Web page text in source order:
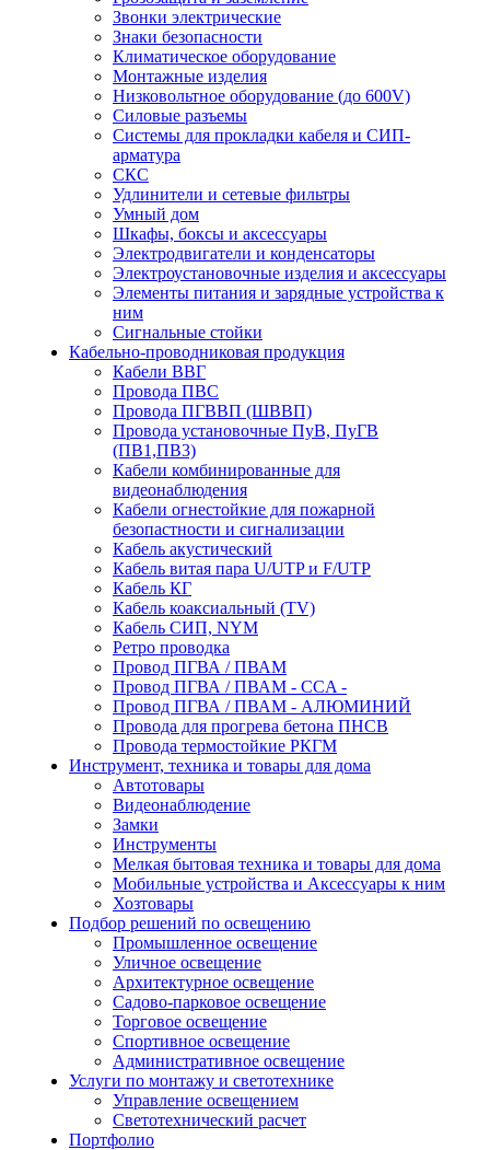
Звонки электрические
Знаки безопасности
Климатическое оборудование
Монтажные изделия
Низковольтное оборудование (до 600V)
Силовые разъемы
Системы для прокладки кабеля и СИП-
арматура
СКС
Удлинители и сетевые фильтры
Умный дом
Шкафы, боксы и аксессуары
Электродвигатели и конденсаторы
Электроустановочные изделия и аксессуары
Элементы питания и зарядные устройства к
ним
Сигнальные стойки
Кабельно-проводниковая продукция
Кабели ВВГ
Провода ПВС
Провода ПГВВП (ШВВП)
Провода установочные ПуВ, ПуГВ
(ПВ1,ПВ3)
Кабели комбинированные для
видеонаблюдения
Кабели огнестойкие для пожарной
безопастности и сигнализации
Кабель акустический
Кабель витая пара U/UTP и F/UTP
Кабель КГ
Кабель коаксиальный (TV)
Кабель СИП, NYM
Ретро проводка
Провод ПГВА / ПВАМ
Провод ПГВА / ПВАМ - CCA -
Провод ПГВА / ПВАМ - АЛЮМИНИЙ
Провода для прогрева бетона ПНСВ
Провода термостойкие РКГМ
Инструмент, техника и товары для дома
Автотовары
Видеонаблюдение
Замки
Инструменты
Мелкая бытовая техника и товары для дома
Мобильные устройства и Аксессуары к ним
Хозтовары
Подбор решений по освещению
Промышленное освещение
Уличное освещение
Архитектурное освещение
Садово-парковое освещение
Торговое освещение
Спортивное освещение
Административное освещение
Услуги по монтажу и светотехнике
Управление освещением
Светотехнический расчет
Портфолио